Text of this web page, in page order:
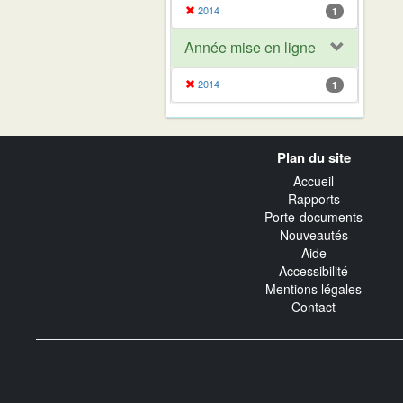
2014 1
Année mise en ligne
2014 1
Plan du site
Accueil
Rapports
Porte-documents
Nouveautés
Aide
Accessibilité
Mentions légales
Contact